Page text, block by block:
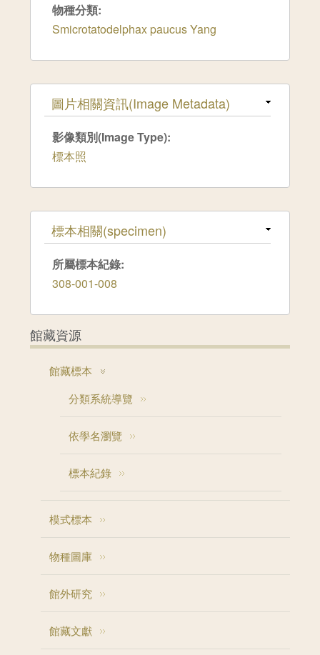
物種分類:
Smicrotatodelphax paucus Yang
隱藏
圖片相關資訊(Image Metadata)
影像類別(Image Type):
標本照
隱藏
標本相關(specimen)
所屬標本紀錄:
308-001-008
館藏資源
館藏標本
分類系統導覽
依學名瀏覽
標本紀錄
模式標本
物種圖庫
館外研究
館藏文獻